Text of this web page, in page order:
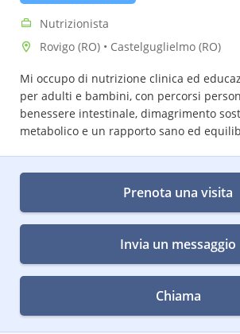
Nutrizionista
Rovigo (RO) • Castelguglielmo (RO)
Mi occupo di nutrizione clinica ed
per adulti e bambini, con percorsi
benessere intestinale, dimagrimento
metabolico e un rapporto sano ed
Prenota una visita
Invia un messaggio
Chiama